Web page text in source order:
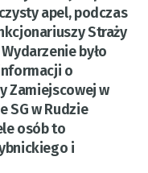
apel, podczas
Straży
było
o
Zamiejscowej w
SG w Rudzie
osób to
i